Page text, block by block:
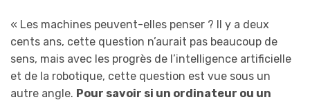
« Les machines peuvent-elles penser ? Il y a deux
cents ans, cette question n’aurait pas beaucoup de
sens, mais avec les progrès de l’intelligence artificielle
et de la robotique, cette question est vue sous un
autre angle. Pour savoir si un ordinateur ou un